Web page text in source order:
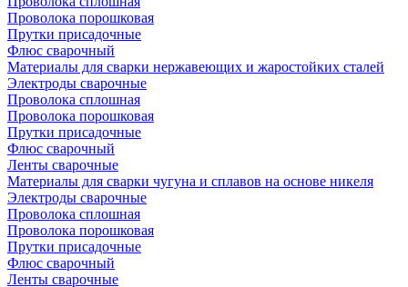
Проволока порошковая
Прутки присадочные
Флюс сварочный
Материалы для сварки нержавеющих и жаростойких сталей
Электроды сварочные
Проволока сплошная
Проволока порошковая
Прутки присадочные
Флюс сварочный
Ленты сварочные
Материалы для сварки чугуна и сплавов на основе никеля
Электроды сварочные
Проволока сплошная
Проволока порошковая
Прутки присадочные
Флюс сварочный
Ленты сварочные